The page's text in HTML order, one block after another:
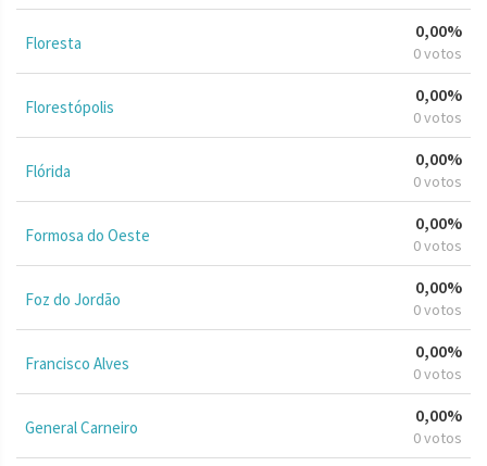
Floresta
0,00%
0 votos
Florestópolis
0,00%
0 votos
Flórida
0,00%
0 votos
Formosa do Oeste
0,00%
0 votos
Foz do Jordão
0,00%
0 votos
Francisco Alves
0,00%
0 votos
General Carneiro
0,00%
0 votos